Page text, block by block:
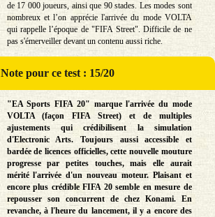
de 17 000 joueurs, ainsi que 90 stades. Les modes sont
nombreux et l’on apprécie l'arrivée du mode VOLTA
qui rappelle l’époque de "FIFA Street". Difficile de ne
pas s'émerveiller devant un contenu aussi riche.
Notepour ce test : 15/20
"EA Sports FIFA 20" marque l'arrivée du mode
VOLTA (façon FIFA Street) et de multiples
ajustements qui crédibilisent la simulation
d'Electronic Arts. Toujours aussi accessible et
bardée de licences officielles, cette nouvelle mouture
progresse par petites touches, mais elle aurait
mérité l'arrivée d'un nouveau moteur. Plaisant et
encore plus crédible FIFA 20 semble en mesure de
repousser son concurrent de chez Konami. En
revanche, à l'heure du lancement, il y a encore des